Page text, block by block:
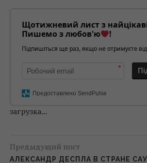
Щотижневий лист з
Пишемо з любов'ю
!
Підпишіться ще раз, якщо не отримуєте
*
Предоставлено SendPulse
загрузка...
Предыдущий пост
АЛЕКСАНДР ДЕСПЛА В СТРАНЕ